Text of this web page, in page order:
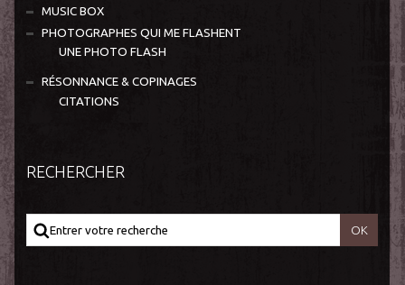
MUSIC BOX
PHOTOGRAPHES QUI ME FLASHENT
UNE PHOTO FLASH
RÉSONNANCE & COPINAGES
CITATIONS
RECHERCHER